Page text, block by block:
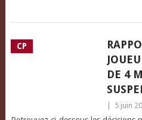
CP
DE 4
5 juin